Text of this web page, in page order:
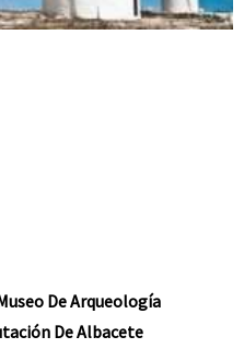
De Arqueología
De Albacete